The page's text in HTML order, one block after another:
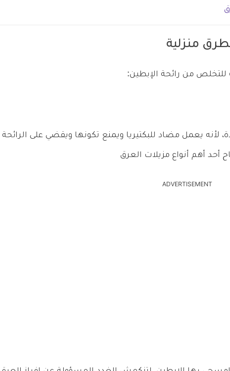
منزلية
للتخلص من رائحة الإبطين:
لأنه يعمل مضاد للبكتيريا ويمنع تكونها ويقضي على الرائحة
أحد أهم أنواع مزيلات العرق
ADVERTISEMENT